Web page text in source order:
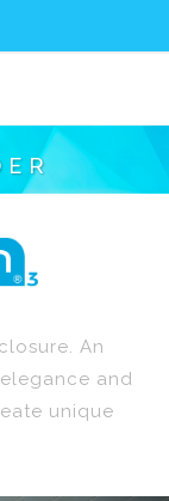
An
and
unique